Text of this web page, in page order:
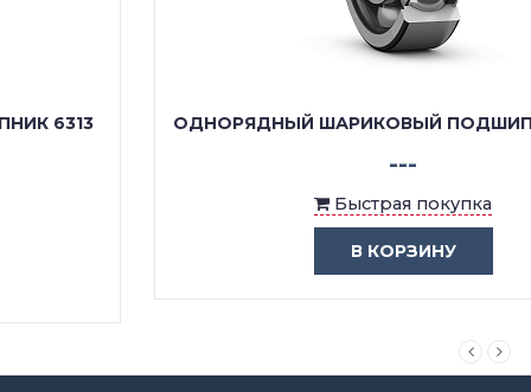
ОДНОРЯДНЫЙ ШАРИКОВЫЙ ПОДШИПНИК 6313 Z
Быстрая покупка